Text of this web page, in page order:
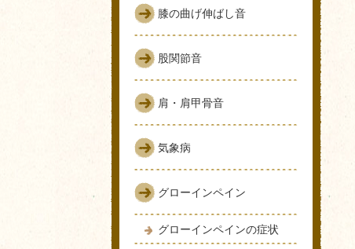
膝の曲げ伸ばし音
股関節音
肩・肩甲骨音
気象病
グローインペイン
グローインペインの症状